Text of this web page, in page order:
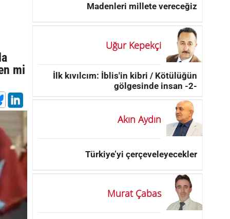
mi
Madenleri millete vereceğiz
Uğur Kepekçi
İlk kıvılcım: İblis'in kibri / Kötülüğün
gölgesinde insan -2-
Akın Aydın
Türkiye’yi çerçeveleyecekler
Murat Çabas